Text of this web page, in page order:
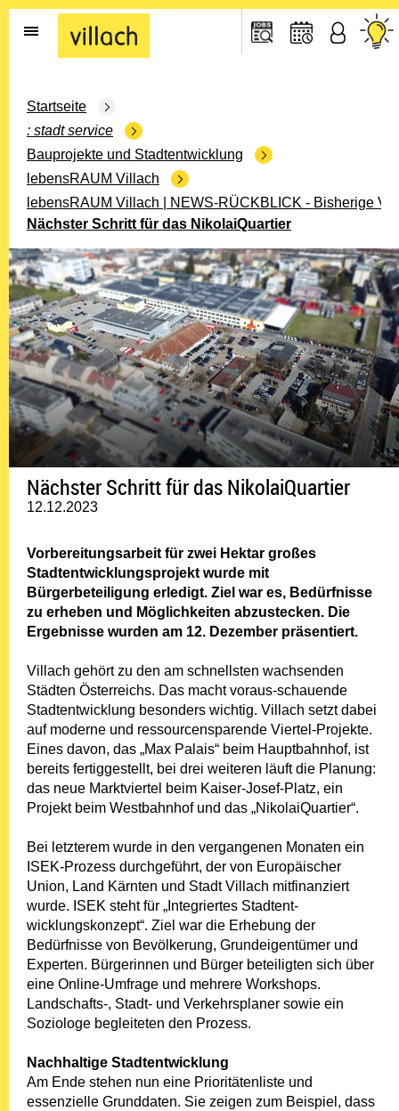
Gehe zur Startseite
Startseite
stadt service
Bauprojekte und Stadtentwicklung
lebensRAUM Villach
lebensRAUM Villach | NEWS-RÜCKBLICK - Bisherige
Nächster Schritt für das NikolaiQuartier
Nächster Schritt für das NikolaiQuartier
12.12.2023
Vorbereitungsarbeit für zwei Hektar großes
Stadtentwicklungsprojekt wurde mit
Bürgerbeteiligung erledigt. Ziel war es, Bedürfnisse
zu erheben und Möglich­keiten abzustecken. Die
Ergebnisse wurden am 12. Dezember präsentiert.
Villach gehört zu den am schnellsten wachsenden
Städten Österreichs. Das macht vo­raus-schauende
Stadtentwicklung besonders wichtig. Villach setzt dabei
auf moderne und ressour­censparende Viertel-Projekte.
Eines davon, das „Max Palais“ beim Hauptbahnhof, ist
be­reits fertiggestellt, bei drei weiteren läuft die Planung:
das neue Marktviertel beim Kaiser-Josef-Platz, ein
Projekt beim Westbahnhof und das „NikolaiQuar­tier“.
Bei letzterem wurde in den vergangenen Monaten ein
ISEK-Prozess durchgeführt, der von Eu­ropäischer
Union, Land Kärnten und Stadt Villach mitfinanziert
wurde. ISEK steht für „Inte­grier­tes Stadtent­
wicklungskonzept“. Ziel war die Erhebung der
Bedürfnisse von Bevölkerung, Grundei­gentü­mer und
Experten. Bürgerinnen und Bürger beteiligten sich über
eine Online-Umfrage und mehrere Workshops.
Landschafts-, Stadt- und Verkehrsplaner sowie ein
Soziologe beglei­teten den Pro­zess.
Nachhaltige Stadtentwicklung
Am Ende stehen nun eine Prioritätenliste und
essenzielle Grunddaten. Sie zeigen zum Beispiel, dass